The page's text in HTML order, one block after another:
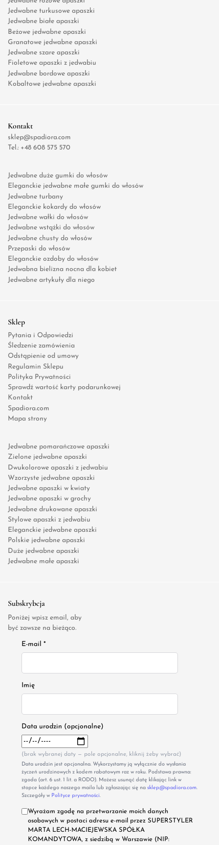
Jedwabne turkusowe apaszki
Jedwabne białe apaszki
Beżowe jedwabne apaszki
Granatowe jedwabne apaszki
Jedwabne szare apaszki
Fioletowe apaszki z jedwabiu
Jedwabne bordowe apaszki
Kobaltowe jedwabne apaszki
Kontakt
sklep@spadiora.com
Tel.: +48 608 575 570
Jedwabne duże gumki do włosów
Eleganckie jedwabne małe gumki do włosów
Jedwabne turbany
Eleganckie kokardy do włosów
Jedwabne wałki do włosów
Jedwabne wstążki do włosów
Jedwabne chusty do włosów
Przepaski do włosów
Eleganckie ozdoby do włosów
Jedwabna bielizna nocna dla kobiet
Jedwabne artykuły dla niego
Sklep
Pytania i Odpowiedzi
Śledzenie zamówienia
Odstąpienie od umowy
Regulamin Sklepu
Polityka Prywatności
Sprawdź wartość karty podarunkowej
Kontakt
Spadiora.com
Mapa strony
Jedwabne pomarańczowe apaszki
Zielone jedwabne apaszki
Dwukolorowe apaszki z jedwabiu
Wzorzyste jedwabne apaszki
Jedwabne apaszki w kwiaty
Jedwabne apaszki w grochy
Jedwabne drukowane apaszki
Stylowe apaszki z jedwabiu
Eleganckie jedwabne apaszki
Polskie jedwabne apaszki
Duże jedwabne apaszki
Jedwabne małe apaszki
Subskrybcja
Poniżej wpisz email, aby
być zawsze na bieżąco.
E-mail *
Imię
Data urodzin (opcjonalne)
(brak wybranej daty — pole opcjonalne, kliknij żeby wybrać)
Data urodzin jest opcjonalna. Wykorzystamy ją wyłącznie do wysłania
życzeń urodzinowych z kodem rabatowym raz w roku. Podstawa prawna:
zgoda (art. 6 ust. 1 lit. a RODO). Możesz usunąć datę klikając link w
stopce każdego naszego maila lub zgłaszając się na sklep@spadiora.com.
Szczegóły w Polityce prywatności.
Wyrażam zgodę na przetwarzanie moich danych
osobowych w postaci adresu e-mail przez SUPERSTYLER
MARTA LECH-MACIEJEWSKA SPÓŁKA
KOMANDYTOWA, z siedzibą w Warszawie (NIP: